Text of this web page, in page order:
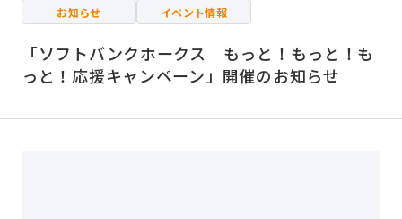
お知らせ イベント情報
「ソフトバンクホークス もっと！もっと！も
っと！応援キャンペーン」開催のお知らせ